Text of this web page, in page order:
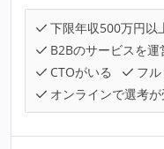
下限年収500万円以
B2Bのサービスを運
CTOがいる
フ
オンラインで選考